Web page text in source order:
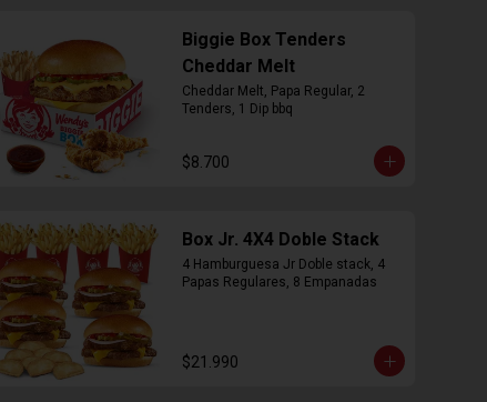
Biggie Box Tenders
Cheddar Melt
Cheddar Melt, Papa Regular, 2
Tenders, 1 Dip bbq
$8.700
Box Jr. 4X4 Doble Stack
4 Hamburguesa Jr Doble stack, 4
Papas Regulares, 8 Empanadas
$21.990